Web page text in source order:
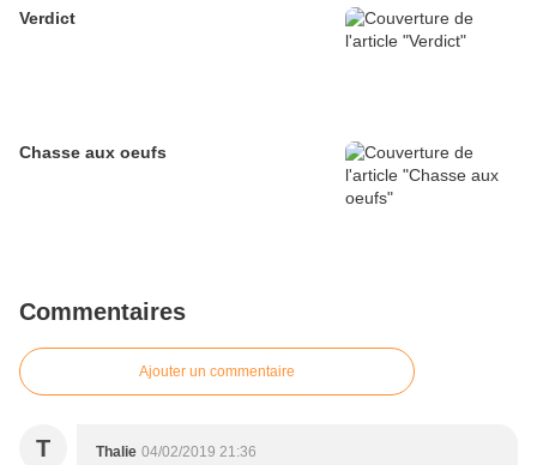
Verdict
Chasse aux oeufs
Commentaires
Ajouter un commentaire
T Thalie 04/02/2019 21:36